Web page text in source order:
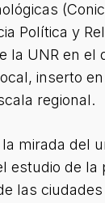
Política y
la UNR en el
inserto
regional.
la mirada del
estudio de la
las